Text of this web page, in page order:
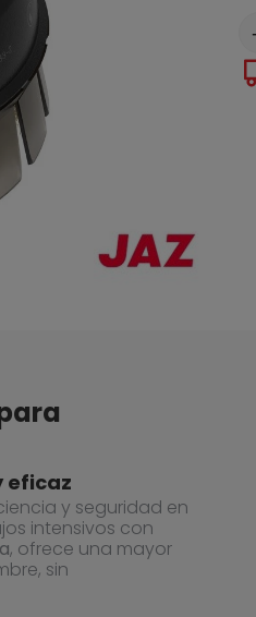
-
eficaz
y seguridad en
intensivos con
, ofrece una mayor
sin